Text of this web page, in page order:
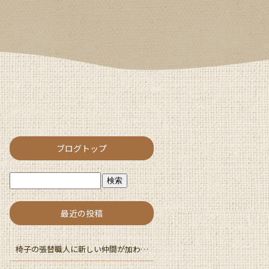
ブログトップ
最近の投稿
椅子の張替職人に新しい仲間が加わりました。